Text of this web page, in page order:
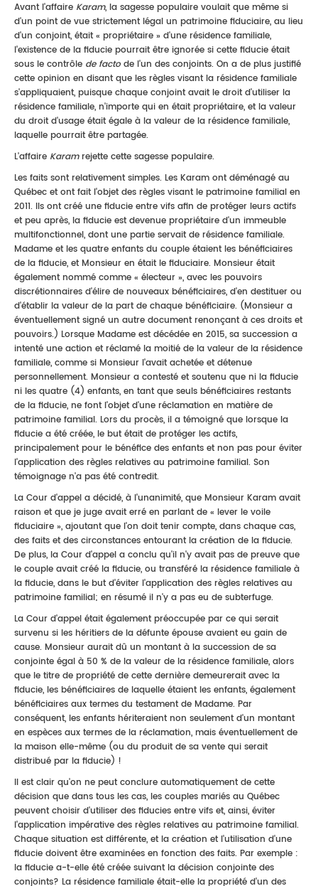
Avant l'affaire Karam, la sagesse populaire voulait que même si
d'un point de vue strictement légal un patrimoine fiduciaire, au lieu
d'un conjoint, était « propriétaire » d'une résidence familiale,
l'existence de la fiducie pourrait être ignorée si cette fiducie était
sous le contrôle de factode l'un des conjoints. On a de plus justifié
cette opinion en disant que les règles visant la résidence familiale
s'appliquaient, puisque chaque conjoint avait le droit d'utiliser la
résidence familiale, n'importe qui en était propriétaire, et la valeur
du droit d'usage était égale à la valeur de la résidence familiale,
laquelle pourrait être partagée.
L'affaire Karamrejette cette sagesse populaire.
Les faits sont relativement simples. Les Karam ont déménagé au
Québec et ont fait l'objet des règles visant le patrimoine familial en
2011. Ils ont créé une fiducie entre vifs afin de protéger leurs actifs
et peu après, la fiducie est devenue propriétaire d'un immeuble
multifonctionnel, dont une partie servait de résidence familiale.
Madame et les quatre enfants du couple étaient les bénéficiaires
de la fiducie, et Monsieur en était le fiduciaire. Monsieur était
également nommé comme « électeur », avec les pouvoirs
discrétionnaires d'élire de nouveaux bénéficiaires, d'en destituer ou
d'établir la valeur de la part de chaque bénéficiaire. (Monsieur a
éventuellement signé un autre document renonçant à ces droits et
pouvoirs.) Lorsque Madame est décédée en 2015, sa succession a
intenté une action et réclamé la moitié de la valeur de la résidence
familiale, comme si Monsieur l'avait achetée et détenue
personnellement. Monsieur a contesté et soutenu que ni la fiducie
ni les quatre (4) enfants, en tant que seuls bénéficiaires restants
de la fiducie, ne font l'objet d'une réclamation en matière de
patrimoine familial. Lors du procès, il a témoigné que lorsque la
fiducie a été créée, le but était de protéger les actifs,
principalement pour le bénéfice des enfants et non pas pour éviter
l'application des règles relatives au patrimoine familial. Son
témoignage n'a pas été contredit.
La Cour d'appel a décidé, à l'unanimité, que Monsieur Karam avait
raison et que je juge avait erré en parlant de « lever le voile
fiduciaire », ajoutant que l'on doit tenir compte, dans chaque cas,
des faits et des circonstances entourant la création de la fiducie.
De plus, la Cour d'appel a conclu qu'il n'y avait pas de preuve que
le couple avait créé la fiducie, ou transféré la résidence familiale à
la fiducie, dans le but d'éviter l'application des règles relatives au
patrimoine familial; en résumé il n'y a pas eu de subterfuge.
La Cour d'appel était également préoccupée par ce qui serait
survenu si les héritiers de la défunte épouse avaient eu gain de
cause. Monsieur aurait dû un montant à la succession de sa
conjointe égal à 50 % de la valeur de la résidence familiale, alors
que le titre de propriété de cette dernière demeurerait avec la
fiducie, les bénéficiaires de laquelle étaient les enfants, également
bénéficiaires aux termes du testament de Madame. Par
conséquent, les enfants hériteraient non seulement d'un montant
en espèces aux termes de la réclamation, mais éventuellement de
la maison elle-même (ou du produit de sa vente qui serait
distribué par la fiducie) !
Il est clair qu'on ne peut conclure automatiquement de cette
décision que dans tous les cas, les couples mariés au Québec
peuvent choisir d'utiliser des fiducies entre vifs et, ainsi, éviter
l'application impérative des règles relatives au patrimoine familial.
Chaque situation est différente, et la création et l'utilisation d'une
fiducie doivent être examinées en fonction des faits. Par exemple :
la fiducie a-t-elle été créée suivant la décision conjointe des
conjoints? La résidence familiale était-elle la propriété d'un des